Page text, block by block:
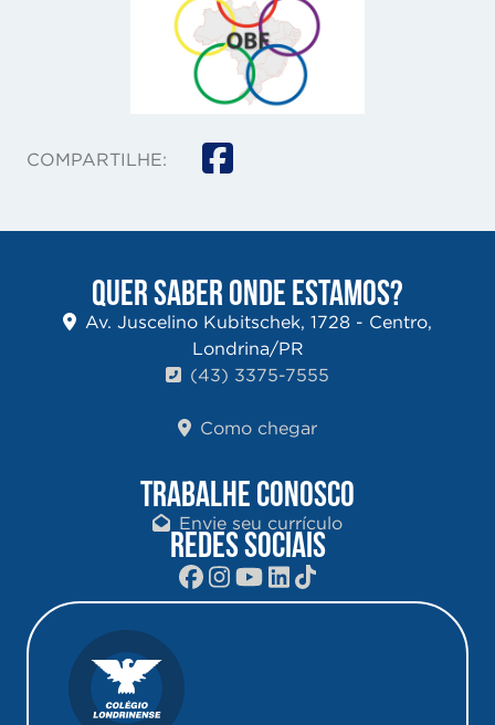
COMPARTILHE:
QUER SABER ONDE ESTAMOS?
Av. Juscelino Kubitschek, 1728 - Centro,
Londrina/PR
(43) 3375-7555
Como chegar
TRABALHE CONOSCO
Envie seu currículo
REDES SOCIAIS